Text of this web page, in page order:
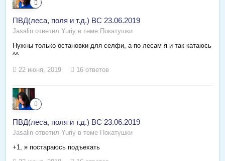
ПВД(леса, поля и т.д.) ВС 23.06.2019
Jasalin ответил Yuriy в теме Покатушки
Нужны только остановки для селфи, а по лесам я и так катаюсь
^^
22 июня, 2019
16 ответов
ПВД(леса, поля и т.д.) ВС 23.06.2019
Jasalin ответил Yuriy в теме Покатушки
+1, я постараюсь подъехать